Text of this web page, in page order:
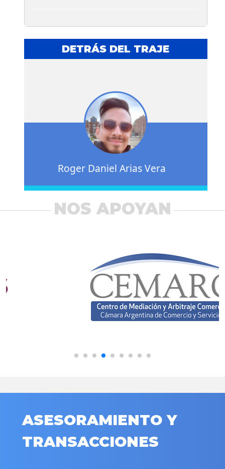
DETRÁS DEL TRAJE
Roger Daniel Arias Vera
NOS APOYAN
ASESORAMIENTO Y
TRANSACCIONES